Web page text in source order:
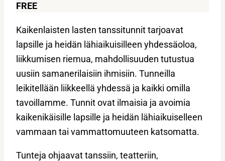
FREE
Kaikenlaisten lasten tanssitunnit tarjoavat
lapsille ja heidän lähiaikuisilleen yhdessäoloa,
liikkumisen riemua, mahdollisuuden tutustua
uusiin samanerilaisiin ihmisiin. Tunneilla
leikitellään liikkeellä yhdessä ja kaikki omilla
tavoillamme. Tunnit ovat ilmaisia ja avoimia
kaikenikäisille lapsille ja heidän lähiaikuiselleen
vammaan tai vammattomuuteen katsomatta.
Tunteja ohjaavat tanssiin, teatteriin,